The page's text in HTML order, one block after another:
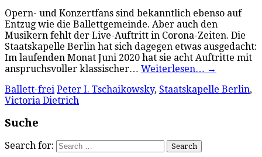
Opern- und Konzertfans sind bekanntlich ebenso auf
Entzug wie die Ballettgemeinde. Aber auch den
Musikern fehlt der Live-Auftritt in Corona-Zeiten. Die
Staatskapelle Berlin hat sich dagegen etwas ausgedacht:
Im laufenden Monat Juni 2020 hat sie acht Auftritte mit
anspruchsvoller klassischer… Weiterlesen… →
Ballett-frei Peter I. Tschaikowsky, Staatskapelle Berlin,
Victoria Dietrich
Suche
Search for: